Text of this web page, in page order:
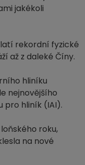
jakékoli
rekordní fyzické
až z daleké Číny.
hliníku
nejnovějšího
pro hliník (IAI).
roku,
na nové